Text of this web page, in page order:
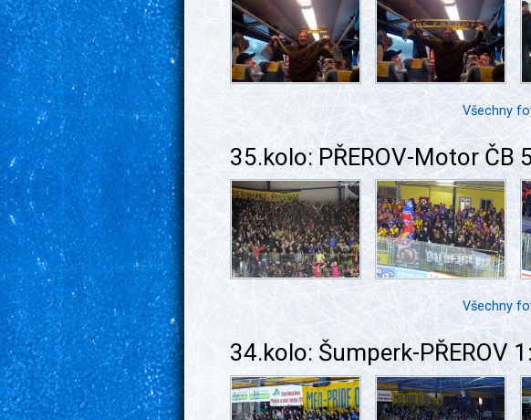
Všechny
35.kolo: PŘEROV-Motor ČB
Všechny
34.kolo: Šumperk-PŘEROV